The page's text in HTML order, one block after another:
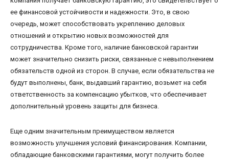
ее финансовой устойчивости и надежности. Это, в свою
очередь, может способствовать укреплению деловых
отношений и открытию новых возможностей для
сотрудничества. Кроме того, наличие банковской гарантии
может значительно снизить риски, связанные с невыполнением
обязательств одной из сторон. В случае, если обязательства не
будут выполнены, банк, выдавший гарантию, возьмет на себя
ответственность за компенсацию убытков, что обеспечивает
дополнительный уровень защиты для бизнеса.
Еще одним значительным преимуществом является
возможность улучшения условий финансирования. Компании,
обладающие банковскими гарантиями, могут получить более